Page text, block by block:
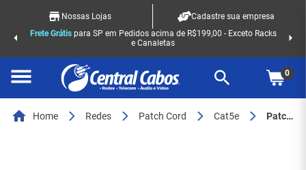
Nossas Lojas
Cadastre sua empresa
Frete Grátispara SP em Pedidos acima de R$199,00 - Exceto Racks
e Canaletas
0
Home Redes Patch Cord Cat5e Patch cord cat5e 1,5mts cinza (cobre)